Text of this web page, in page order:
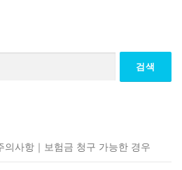
사항｜보험금 청구 가능한 경우